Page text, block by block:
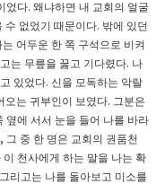
었다.왜냐하면 내 교회의 얼굴
수 없었기 때문이다. 밖에 있던
어두운 한 쪽 구석으로 비켜
는 무릎을 꿇고 기다렸다. 나
있었다. 신을 모독하는 악랄
오는 귀부인이 보였다. 그분은
옆에 서서 눈을 들어 나를 바라
, 그 중 한 명은 교회의 권품천
천사에게 하는 말을 나는 확
그리고는 나를 돌아보고 미소를